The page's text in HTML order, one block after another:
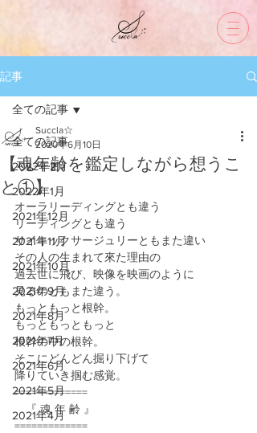
記事
全ての記事
2022年2月
2022年1月
2021年12月
2021年11月
2021年10月
2021年9月
2021年8月
2021年7月
2021年6月
2021年5月
2021年4月
全ての記事
【魂年齢を鑑定しながら想うこ
と①】
Succla☆
2020年6月10日
オーラリーディングとも違う
リーディングとも違う
サイキックサージュリーともまた違い
その人の生まれて來た理由の
過去世に飛び、映像を映画のように
見るのともまた違う。
もっともっと根幹。
もっともっともっと
根幹の中の根幹。
そこにどんどん掘り下げて
降りていき掴む感覚。
=============
『 魂 年 齢 』
=============